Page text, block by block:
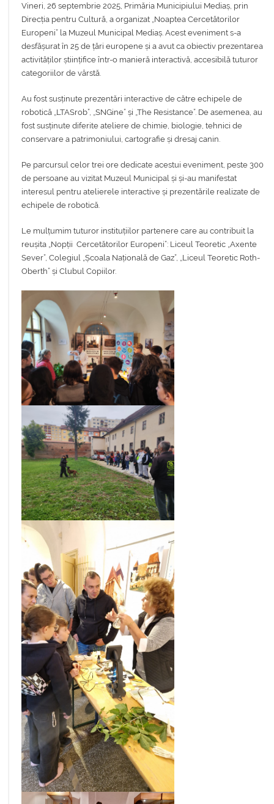
Vineri, 26 septembrie 2025, Primăria Municipiului Mediaș, prin
Direcția pentru Cultură, a organizat „Noaptea Cercetătorilor
Europeni” la Muzeul Municipal Mediaș. Acest eveniment s-a
desfășurat în 25 de țări europene și a avut ca obiectiv prezentarea
activităților științifice într-o manieră interactivă, accesibilă tuturor
categoriilor de vârstă.
Au fost susținute prezentări interactive de către echipele de
robotică „LTASrob”, „SNGine” și „The Resistance”. De asemenea, au
fost susținute diferite ateliere de chimie, biologie, tehnici de
conservare a patrimoniului, cartografie și dresaj canin.
Pe parcursul celor trei ore dedicate acestui eveniment, peste 300
de persoane au vizitat Muzeul Municipal și și-au manifestat
interesul pentru atelierele interactive și prezentările realizate de
echipele de robotică.
Le mulțumim tuturor instituțiilor partenere care au contribuit la
reușita „Nopții Cercetătorilor Europeni”: Liceul Teoretic „Axente
Sever”, Colegiul „Școala Națională de Gaz”, „Liceul Teoretic Roth-
Oberth” și Clubul Copiilor.